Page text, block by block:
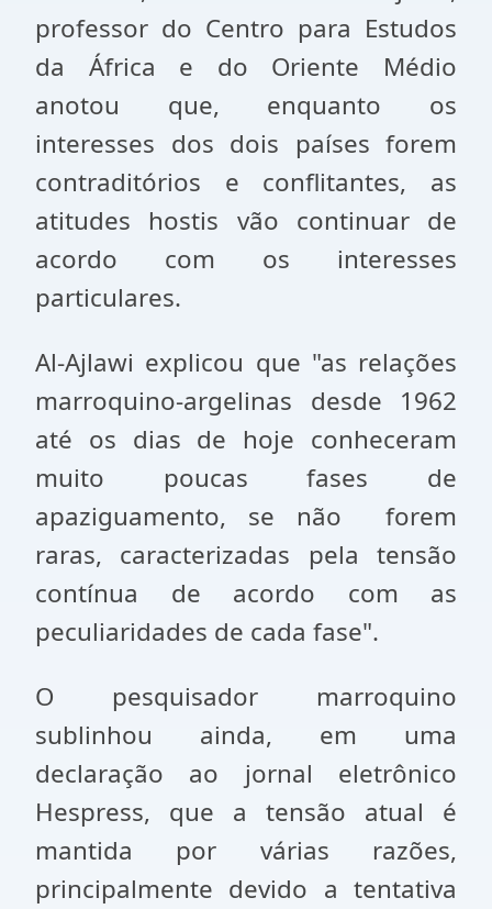
professor do Centro para Estudos
da África e do Oriente Médio
anotou que, enquanto os
interesses dos dois países forem
contraditórios e conflitantes, as
atitudes hostis vão continuar de
acordo com os interesses
particulares.
Al-Ajlawi explicou que "as relações
marroquino-argelinas desde 1962
até os dias de hoje conheceram
muito poucas fases de
apaziguamento, se não forem
raras, caracterizadas pela tensão
contínua de acordo com as
peculiaridades de cada fase".
O pesquisador marroquino
sublinhou ainda, em uma
declaração ao jornal eletrônico
Hespress, que a tensão atual é
mantida por várias razões,
principalmente devido a tentativa